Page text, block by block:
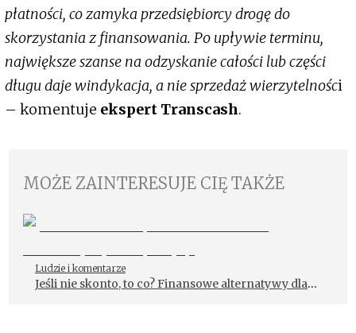
płatności, co zamyka przedsiębiorcy drogę do
skorzystania z finansowania. Po upływie terminu,
największe szanse na odzyskanie całości lub części
długu daje windykacja, a nie sprzedaż wierzytelności
– komentuje ekspert Transcash.
MOŻE ZAINTERESUJE CIĘ TAKŻE
Ludzie i komentarze
Jeśli nie skonto, to co? Finansowe alternatywy dla